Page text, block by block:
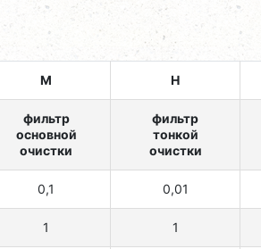
M H
фильтр
основной
очистки
фильтр
тонкой
очистки
0,1 0,01
1 1